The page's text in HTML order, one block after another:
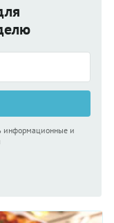
информационные и